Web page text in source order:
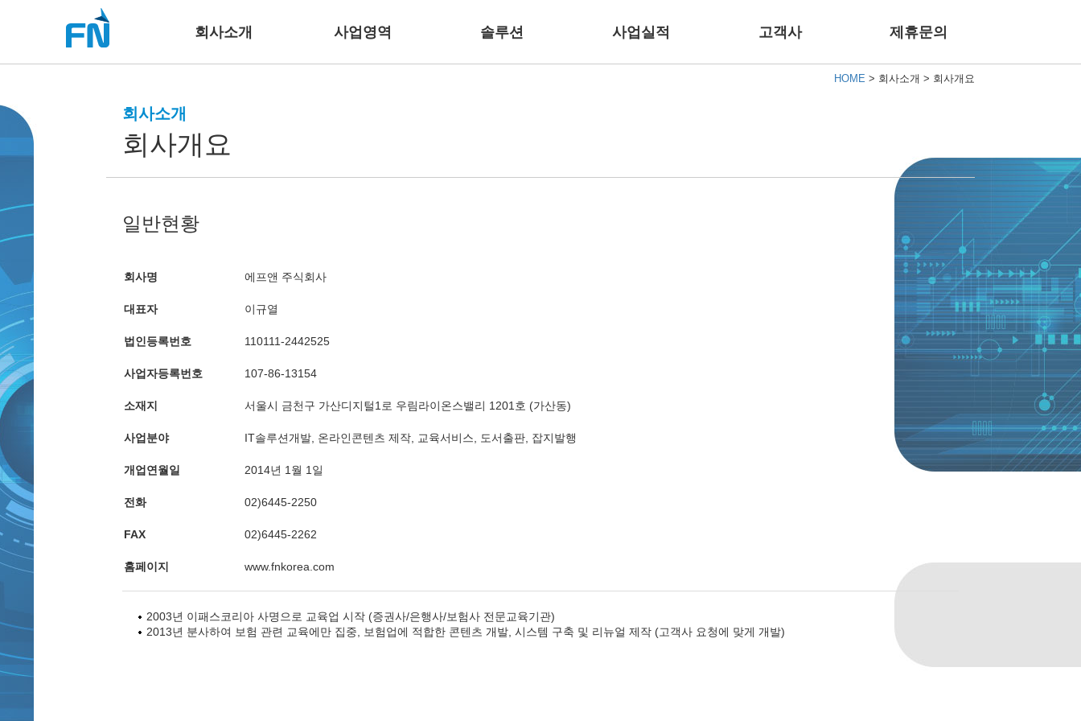
회사소개 사업영역 솔루션 사업실적 고객사 제휴문의
HOME > 회사소개 > 회사개요
회사소개
회사개요
일반현황
회사명 에프앤 주식회사
대표자 이규열
법인등록번호 110111-2442525
사업자등록번호 107-86-13154
소재지 서울시 금천구 가산디지털1로 우림라이온스밸리 1201호 (가산동)
사업분야 IT솔루션개발, 온라인콘텐츠 제작, 교육서비스, 도서출판, 잡지발행
개업연월일 2014년 1월 1일
전화 02)6445-2250
FAX 02)6445-2262
홈페이지 www.fnkorea.com
2003년 이패스코리아 사명으로 교육업 시작 (증권사/은행사/보험사 전문교육기관)
2013년 분사하여 보험 관련 교육에만 집중, 보험업에 적합한 콘텐츠 개발, 시스템 구축 및 리뉴얼 제작 (고객사 요청에 맞게 개발)